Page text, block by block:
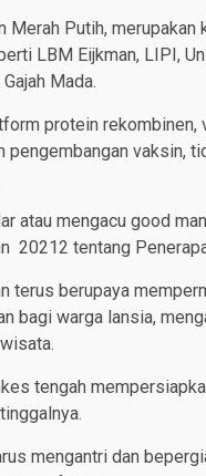
Merah Putih,
LBM Eijkman, LIPI,
Mada.
protein
pengembangan vaksin,
atau mengacu good
20212 tentang
terus berupaya
bagi warga lansia,
tengah
mengantri dan